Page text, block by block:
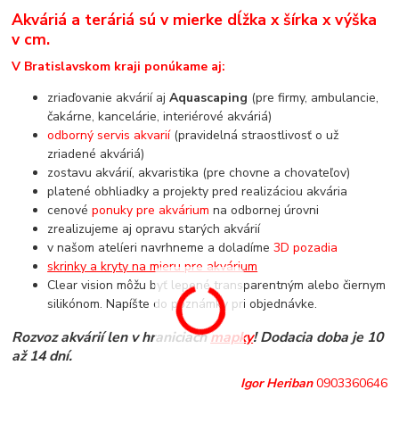
Akváriá a teráriá sú v mierke dĺžka x šírka x výška
v cm.
V Bratislavskom kraji ponúkame aj:
zriaďovanie akvárií ajAquascaping (pre firmy, ambulancie,
čakárne, kancelárie, interiérové akváriá)
odborný servis akvarií(pravidelná straostlivosť o už
zriadené akváriá)
zostavu akvárií, akvaristika (pre chovne a chovateľov)
platené obhliadky a projekty pred realizáciou akvária
cenovéponuky pre akvárium na odbornej úrovni
zrealizujeme aj opravu starých akvárií
v našom atelíeri navrhneme a doladíme3D pozadia
skrinky a kryty na mieru pre akvárium
Clear vision môžu byť lepené transparentným alebo čiernym
silikónom. Napíšte do poznámky pri objednávke.
Rozvoz akvárií len v hraniciachmapky! Dodacia doba je 10
až 14 dní.
Igor Heriban0903360646